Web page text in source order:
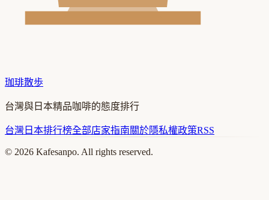
珈琲散歩
台灣與日本精品咖啡的態度排行
台灣 日本排行榜全部店家指南關於隱私權政策RSS
© 2026 Kafesanpo. All rights reserved.